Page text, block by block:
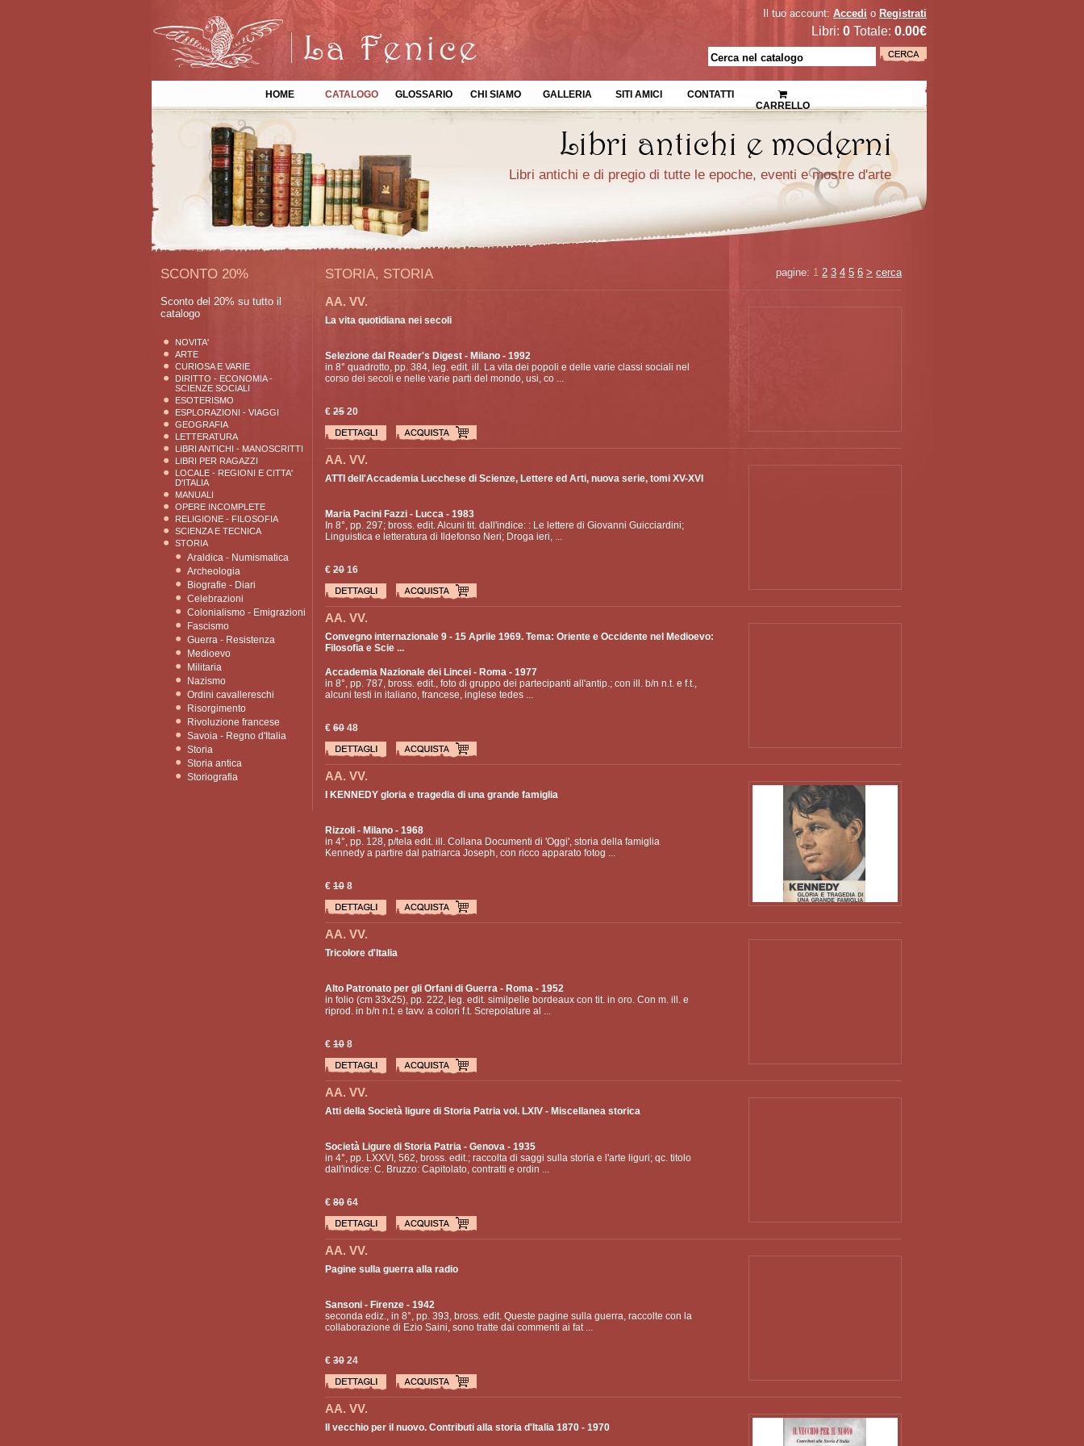
Il tuo account: Accedi o Registrati
Libri: 0 Totale: 0.00€
HOME CATALOGO GLOSSARIO CHI SIAMO GALLERIA SITI AMICI
CONTATTI
CARRELLO
Libri antichi e di pregio di tutte le epoche, eventi e mostre d'arte
SCONTO 20%
Sconto del 20% su tutto il
catalogo
NOVITA'
ARTE
CURIOSA E VARIE
DIRITTO - ECONOMIA -
SCIENZE SOCIALI
ESOTERISMO
ESPLORAZIONI - VIAGGI
GEOGRAFIA
LETTERATURA
LIBRI ANTICHI - MANOSCRITTI
LIBRI PER RAGAZZI
LOCALE - REGIONI E CITTA'
D'ITALIA
MANUALI
OPERE INCOMPLETE
RELIGIONE - FILOSOFIA
SCIENZA E TECNICA
STORIA
Araldica - Numismatica
Archeologia
Biografie - Diari
Celebrazioni
Colonialismo - Emigrazioni
Fascismo
Guerra - Resistenza
Medioevo
Militaria
Nazismo
Ordini cavallereschi
Risorgimento
Rivoluzione francese
Savoia - Regno d'Italia
Storia
Storia antica
Storiografia
pagine: 1 2 3 4 5 6 > cerca
STORIA, STORIA
AA. VV.
La vita quotidiana nei secoli
Selezione dal Reader's Digest - Milano - 1992
in 8° quadrotto, pp. 384, leg. edit. ill. La vita dei popoli e delle varie classi sociali nel
corso dei secoli e nelle varie parti del mondo, usi, co ...
€ 25 20
AA. VV.
ATTI dell'Accademia Lucchese di Scienze, Lettere ed Arti, nuova serie, tomi XV-XVI
Maria Pacini Fazzi - Lucca - 1983
In 8°, pp. 297; bross. edit. Alcuni tit. dall'indice: : Le lettere di Giovanni Guicciardini;
Linguistica e letteratura di Ildefonso Neri; Droga ieri, ...
€ 20 16
AA. VV.
Convegno internazionale 9 - 15 Aprile 1969. Tema: Oriente e Occidente nel Medioevo:
Filosofia e Scie ...
Accademia Nazionale dei Lincei - Roma - 1977
in 8°, pp. 787, bross. edit., foto di gruppo dei partecipanti all'antip.; con ill. b/n n.t. e f.t.,
alcuni testi in italiano, francese, inglese tedes ...
€ 60 48
AA. VV.
I KENNEDY gloria e tragedia di una grande famiglia
Rizzoli - Milano - 1968
in 4°, pp. 128, p/tela edit. ill. Collana Documenti di 'Oggi', storia della famiglia
Kennedy a partire dal patriarca Joseph, con ricco apparato fotog ...
€ 10 8
AA. VV.
Tricolore d'Italia
Alto Patronato per gli Orfani di Guerra - Roma - 1952
in folio (cm 33x25), pp. 222, leg. edit. similpelle bordeaux con tit. in oro. Con m. ill. e
riprod. in b/n n.t. e tavv. a colori f.t. Screpolature al ...
€ 10 8
AA. VV.
Atti della Società ligure di Storia Patria vol. LXIV - Miscellanea storica
Società Ligure di Storia Patria - Genova - 1935
in 4°, pp. LXXVI, 562, bross. edit.; raccolta di saggi sulla storia e l'arte liguri; qc. titolo
dall'indice: C. Bruzzo: Capitolato, contratti e ordin ...
€ 80 64
AA. VV.
Pagine sulla guerra alla radio
Sansoni - Firenze - 1942
seconda ediz., in 8°, pp. 393, bross. edit. Queste pagine sulla guerra, raccolte con la
collaborazione di Ezio Saini, sono tratte dai commenti ai fat ...
€ 30 24
AA. VV.
Il vecchio per il nuovo. Contributi alla storia d'Italia 1870 - 1970